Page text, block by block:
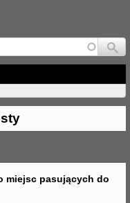
miejsc pasujących do